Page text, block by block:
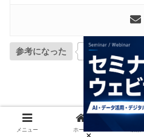
参考になった
この記事を読んだ人はこんな
メニュー ホーム